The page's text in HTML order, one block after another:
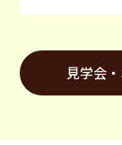
見学会